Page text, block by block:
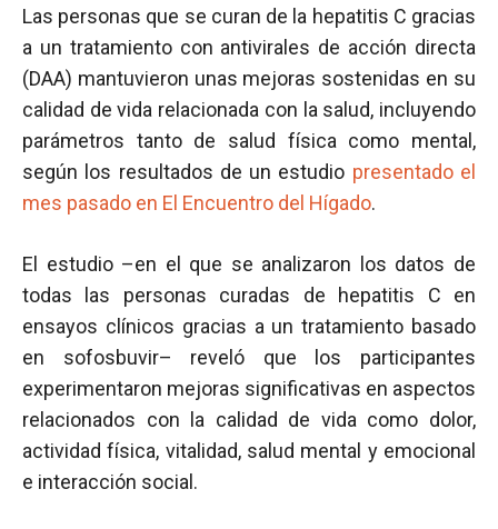
Las personas que se curan de la hepatitis C gracias
a un tratamiento con antivirales de acción directa
(DAA) mantuvieron unas mejoras sostenidas en su
calidad de vida relacionada con la salud, incluyendo
parámetros tanto de salud física como mental,
según los resultados de un estudio presentado el
mes pasado en El Encuentro del Hígado.
El estudio –en el que se analizaron los datos de
todas las personas curadas de hepatitis C en
ensayos clínicos gracias a un tratamiento basado
en sofosbuvir– reveló que los participantes
experimentaron mejoras significativas en aspectos
relacionados con la calidad de vida como dolor,
actividad física, vitalidad, salud mental y emocional
e interacción social.